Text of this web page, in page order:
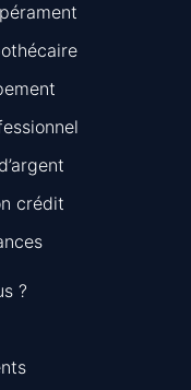
crédit
?